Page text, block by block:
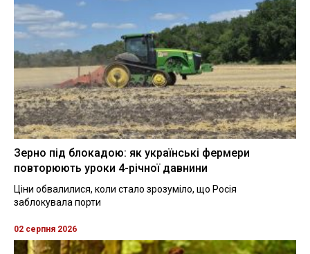
Зерно під блокадою: як українські фермери
повторюють уроки 4-річної давнини
Ціни обвалилися, коли стало зрозуміло, що Росія
заблокувала порти
02 серпня 2026